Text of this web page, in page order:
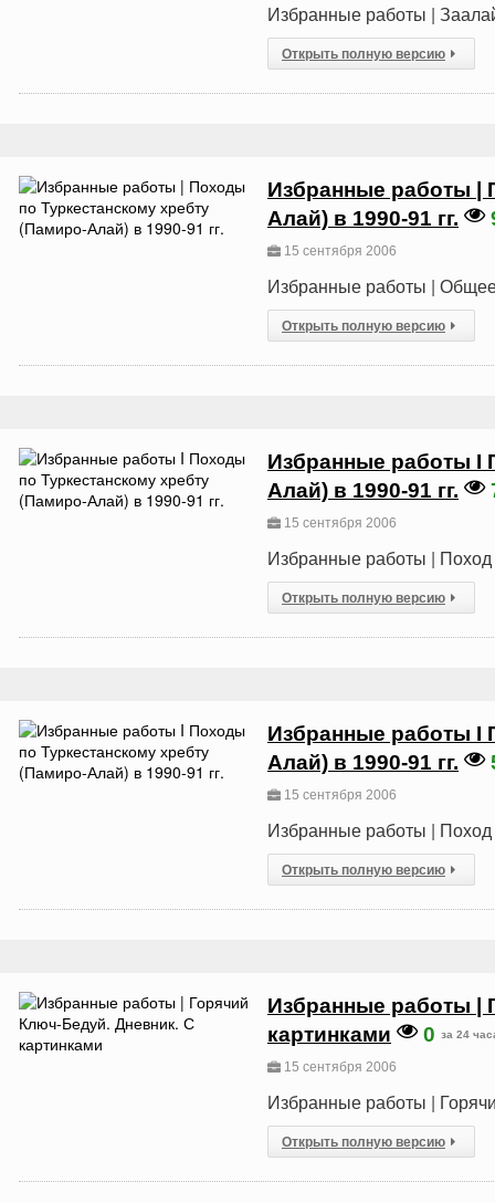
Избранные работы |
Открыть полную версию
Избранные работы |
Алай) в 1990-91 гг.
15 сентября 2006
Избранные работы |
Открыть полную версию
Избранные работы I
Алай) в 1990-91 гг.
15 сентября 2006
Избранные работы | Поход
Открыть полную версию
Избранные работы I
Алай) в 1990-91 гг.
15 сентября 2006
Избранные работы | Поход
Открыть полную версию
Избранные работы |
картинками
0 за 24
15 сентября 2006
Избранные работы |
Открыть полную версию